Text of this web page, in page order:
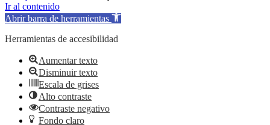
Ir al contenido
Abrir barra de herramientas
Herramientas de accesibilidad
Aumentar texto
Disminuir texto
Escala de grises
Alto contraste
Contraste negativo
Fondo claro